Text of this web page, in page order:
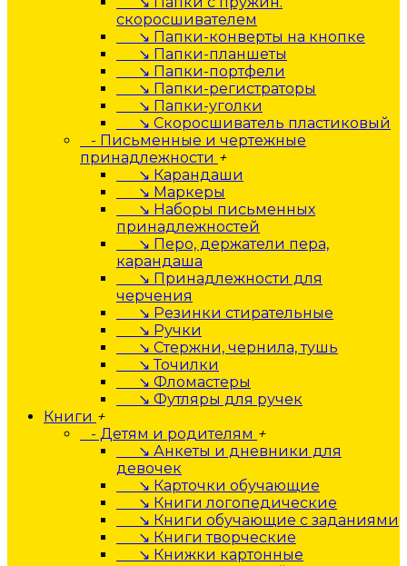
скоросшивателем
↘ Папки-конверты на кнопке
↘ Папки-планшеты
↘ Папки-портфели
↘ Папки-регистраторы
↘ Папки-уголки
↘ Скоросшиватель пластиковый
- Письменные и чертежные
принадлежности +
↘ Карандаши
↘ Маркеры
↘ Наборы письменных
принадлежностей
↘ Перо, держатели пера,
карандаша
↘ Принадлежности для
черчения
↘ Резинки стирательные
↘ Ручки
↘ Стержни, чернила, тушь
↘ Точилки
↘ Фломастеры
↘ Футляры для ручек
Книги +
- Детям и родителям +
↘ Анкеты и дневники для
девочек
↘ Карточки обучающие
↘ Книги логопедические
↘ Книги обучающие с заданиями
↘ Книги творческие
↘ Книжки картонные